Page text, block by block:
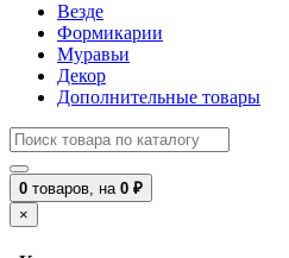
Везде
Формикарии
Муравьи
Декор
Дополнительные товары
0 товаров, на 0 ₽
×